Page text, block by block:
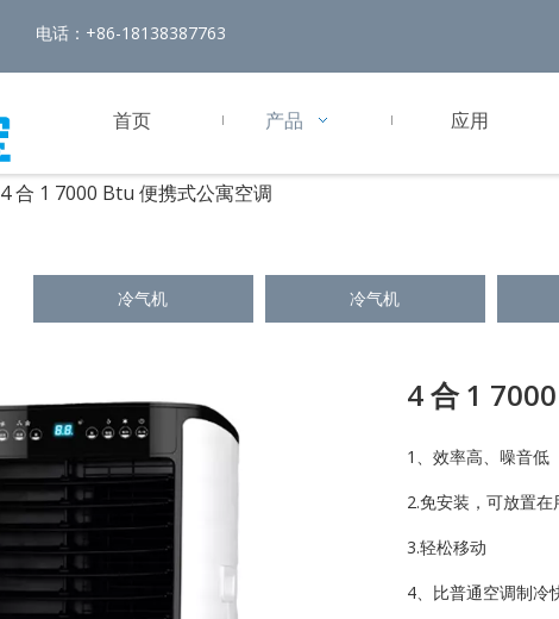
电话：+86-18138387763
首页 产品 应用
4 合 1 7000 Btu 便携式公寓空调
冷气机 冷气机
4 合 1
1、效率高、噪音低
2.免安装，可放置
3.轻松移动
4、比普通空调制冷